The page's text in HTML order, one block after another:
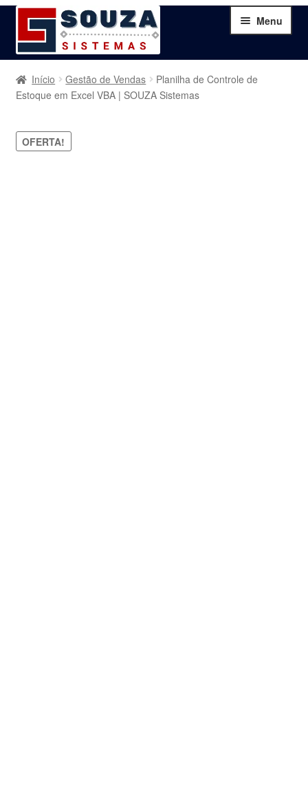
Pular
para
navegação
Pular
para
o
conteúdo
Menu
Home
Serviços
Início Gestão de Vendas
Planilha de Controle de
Estoque em Excel VBA | SOUZA Sistemas
OFERTA!